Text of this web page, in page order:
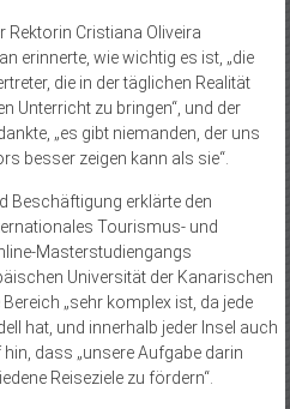
Rektorin Cristiana Oliveira
erinnerte, wie wichtig es ist, „die
die in der täglichen Realität
Unterricht zu bringen“, und der
„es gibt niemanden, der uns
besser zeigen kann als sie“.
Beschäftigung erklärte den
Tourismus- und
Masterstudiengangs
Universität der Kanarischen
„sehr komplex ist, da jede
hat, und innerhalb jeder Insel auch
hin, dass „unsere Aufgabe darin
Reiseziele zu fördern“.